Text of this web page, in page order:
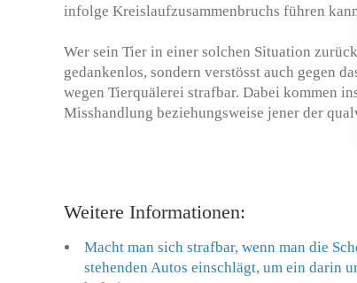
infolge Kreislaufzusammenbruchs führen
Wer sein Tier in einer solchen Situation
gedankenlos, sondern verstösst auch gegen
wegen Tierquälerei strafbar. Dabei kommen
Misshandlung beziehungsweise jener der
Weitere Informationen:
Macht man sich strafbar, wenn man die
stehenden Autos einschlägt, um ein darin